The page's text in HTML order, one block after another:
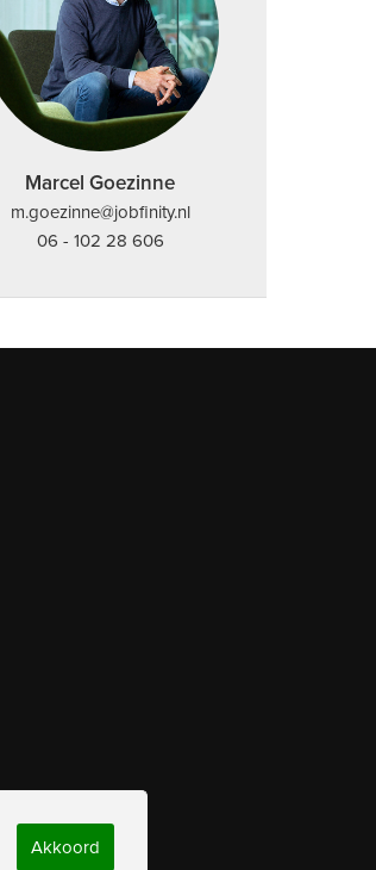
Marcel Goezinne
m.goezinne@jobfinity.nl
06 - 102 28 606
Akkoord